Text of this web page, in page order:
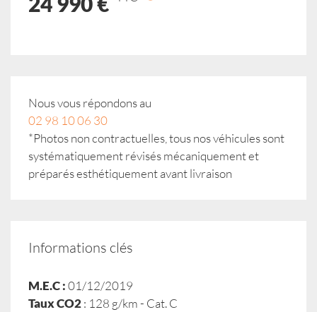
Nous vous répondons au
02 98 10 06 30
*Photos non contractuelles, tous nos véhicules sont
systématiquement révisés mécaniquement et
préparés esthétiquement avant livraison
Informations clés
M.E.C :01/12/2019
Taux CO2: 128 g/km - Cat. C